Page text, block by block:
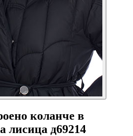
коланче в
лисица д69214